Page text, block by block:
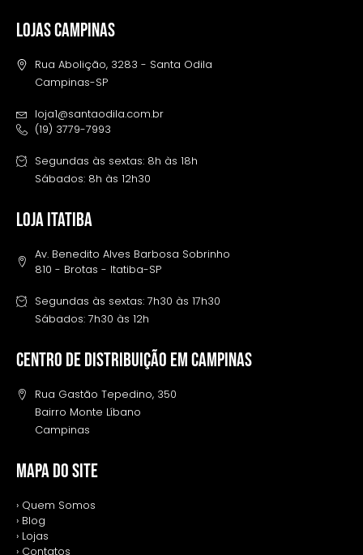
LOJAS CAMPINAS
Rua Abolição, 3283 - Santa Odila
Campinas-SP
loja1@santaodila.com.br
(19) 3779-7993
Segundas às sextas: 8h às 18h
Sábados: 8h às 12h30
LOJA ITATIBA
Av. Benedito Alves Barbosa Sobrinho
810 - Brotas - Itatiba-SP
Segundas às sextas: 7h30 às 17h30
Sábados: 7h30 às 12h
Centro de distribuição em campinas
Rua Gastão Tepedino, 350
Bairro Monte Líbano
Campinas
MAPA DO SITE
› Quem Somos
› Blog
› Lojas
› Contatos